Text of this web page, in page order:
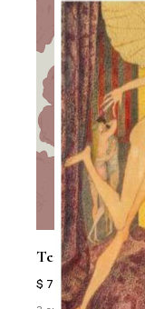
Terapia
$ 71.000